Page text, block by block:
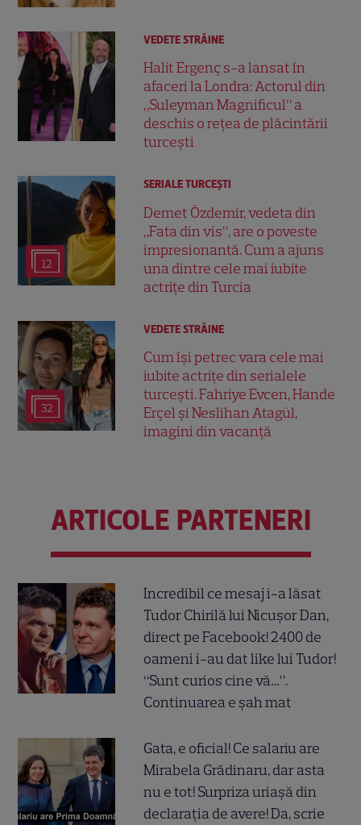
VEDETE STRĂINE
Halit Ergenç s-a lansat în
afaceri la Londra: Actorul din
„Suleyman Magnificul” a
deschis o rețea de plăcintării
turcești
12
SERIALE TURCEŞTI
Demet Özdemir, vedeta din
„Fata din vis”, are o poveste
impresionantă. Cum a ajuns
una dintre cele mai iubite
actrițe din Turcia
32
VEDETE STRĂINE
Cum își petrec vara cele mai
iubite actrițe din serialele
turcești. Fahriye Evcen, Hande
Erçel și Neslihan Atagül,
imagini din vacanță
ARTICOLE PARTENERI
Incredibil ce mesaj i-a lăsat
Tudor Chirilă lui Nicușor Dan,
direct pe Facebook! 2400 de
oameni i-au dat like lui Tudor!
“Sunt curios cine vă…”.
Continuarea e șah mat
Gata, e oficial! Ce salariu are
Mirabela Grădinaru, dar asta
nu e tot! Surpriza uriașă din
declarația de avere! Da, scrie